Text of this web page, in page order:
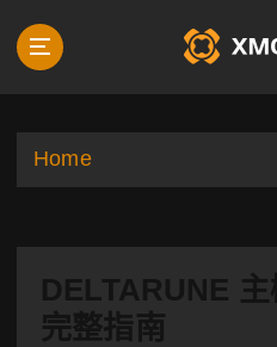
Home
DELTARUNE
完整指南